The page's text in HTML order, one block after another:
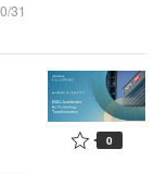
31
0